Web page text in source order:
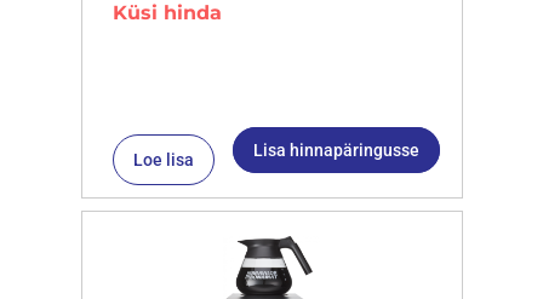
Küsi hinda
Loe lisa Lisa hinnapäringusse